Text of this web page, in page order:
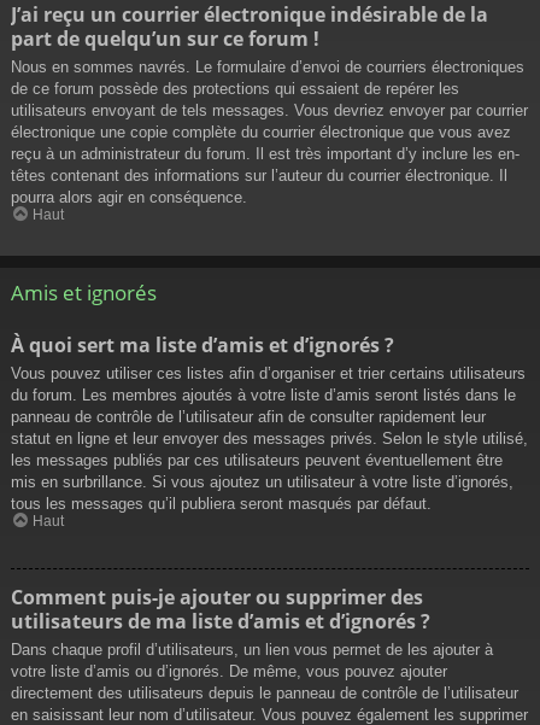
J’ai reçu un courrier électronique indésirable de la
part de quelqu’un sur ce forum !
Nous en sommes navrés. Le formulaire d’envoi de courriers électroniques
de ce forum possède des protections qui essaient de repérer les
utilisateurs envoyant de tels messages. Vous devriez envoyer par courrier
électronique une copie complète du courrier électronique que vous avez
reçu à un administrateur du forum. Il est très important d’y inclure les en-
têtes contenant des informations sur l’auteur du courrier électronique. Il
pourra alors agir en conséquence.
Haut
Amis et ignorés
À quoi sert ma liste d’amis et d’ignorés ?
Vous pouvez utiliser ces listes afin d’organiser et trier certains utilisateurs
du forum. Les membres ajoutés à votre liste d’amis seront listés dans le
panneau de contrôle de l’utilisateur afin de consulter rapidement leur
statut en ligne et leur envoyer des messages privés. Selon le style utilisé,
les messages publiés par ces utilisateurs peuvent éventuellement être
mis en surbrillance. Si vous ajoutez un utilisateur à votre liste d’ignorés,
tous les messages qu’il publiera seront masqués par défaut.
Haut
Comment puis-je ajouter ou supprimer des
utilisateurs de ma liste d’amis et d’ignorés ?
Dans chaque profil d’utilisateurs, un lien vous permet de les ajouter à
votre liste d’amis ou d’ignorés. De même, vous pouvez ajouter
directement des utilisateurs depuis le panneau de contrôle de l’utilisateur
en saisissant leur nom d’utilisateur. Vous pouvez également les supprimer